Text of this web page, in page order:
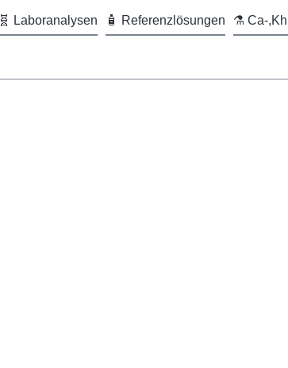
🧬 Laboranalysen 🧴 Referenzlösungen ⚗️ Ca-